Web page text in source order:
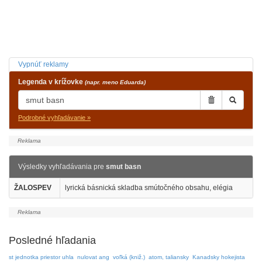
Vypnúť reklamy
Legenda v krížovke (napr. meno Eduarda)
Podrobné vyhľadávanie »
Výsledky vyhľadávania pre smut basn
ŽALOSPEV lyrická básnická skladba smútočného obsahu, elégia
Posledné hľadania
st jednotka priestor uhla nulovat ang voľká (kniž.) atom, taliansky Kanadsky hokejista